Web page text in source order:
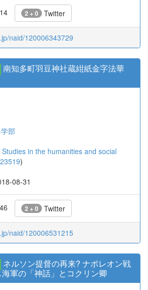
2 + 0 Twitter
naid/120006343729
南知多町羽豆神社蔵紺紙金字法華
部
Studies in the humanities and social
)
08-31
2 + 0 Twitter
naid/120006531215
ネルソン提督の再来? ナポレオン戦
軍の「神話」とコクリン卿